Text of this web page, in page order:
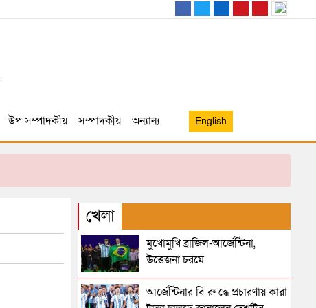
উপ সম্পাদকীয় সম্পাদকীয় অন্যান্য English
খেলা
মুখোমুখি ব্রাজিল-আর্জেন্টিনা,
উত্তেজনা চরমে
আর্জেন্টিনার বি রু দ্ধে প্রচারণায় কারা